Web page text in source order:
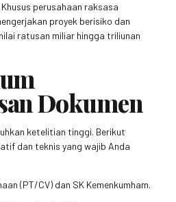
Khusus perusahaan raksasa
proyek berisiko dan
ratusan miliar hingga triliunan
Dokumen
ketelitian tinggi. Berikut
dan teknis yang wajib Anda
(PT/CV) dan SK Kemenkumham.